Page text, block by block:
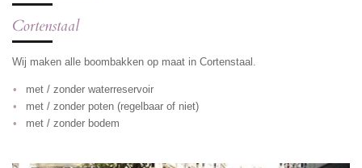
Cortenstaal
Wij maken alle boombakken op maat in Cortenstaal.
met / zonder waterreservoir
met / zonder poten (regelbaar of niet)
met / zonder bodem